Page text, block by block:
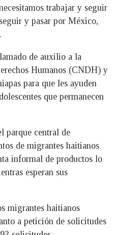
trabajar y seguir
y pasar por México,
de auxilio a la
Humanos (CNDH) y
para que les ayuden
que permanecen
parque central de
de migrantes haitianos
informal de productos lo
esperan sus
migrantes haitianos
a petición de solicitudes